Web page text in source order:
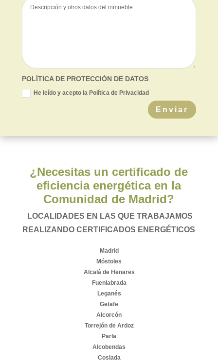
POLÍTICA DE PROTECCIÓN DE DATOS
He leído y acepto la Política de Privacidad
Enviar
¿Necesitas un certificado de
eficiencia energética en la
Comunidad de Madrid?
LOCALIDADES EN LAS QUE TRABAJAMOS
REALIZANDO CERTIFICADOS ENERGÉTICOS
Madrid
Móstoles
Alcalá de Henares
Fuenlabrada
Leganés
Getafe
Alcorcón
Torrejón de Ardoz
Parla
Alcobendas
Coslada